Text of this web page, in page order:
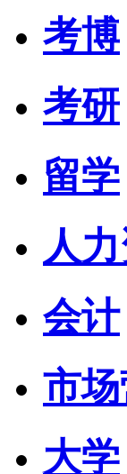
考博
考研
留学
人
会计
市
大学